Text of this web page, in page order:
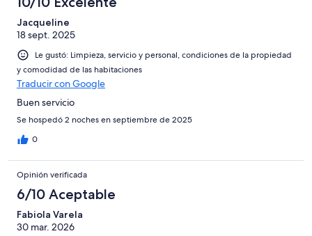
Jacqueline
18 sept. 2025
Le gustó: Limpieza, servicio y personal, condiciones de la propiedad
y comodidad de las habitaciones
Traducir con Google
Buen servicio
Se hospedó 2 noches en septiembre de 2025
0
Opinión verificada
6/10 Aceptable
Fabiola Varela
30 mar. 2026